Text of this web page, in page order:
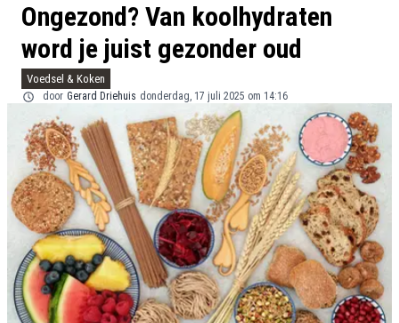
Ongezond? Van koolhydraten
word je juist gezonder oud
Voedsel & Koken
door Gerard Driehuis donderdag, 17 juli 2025 om 14:16